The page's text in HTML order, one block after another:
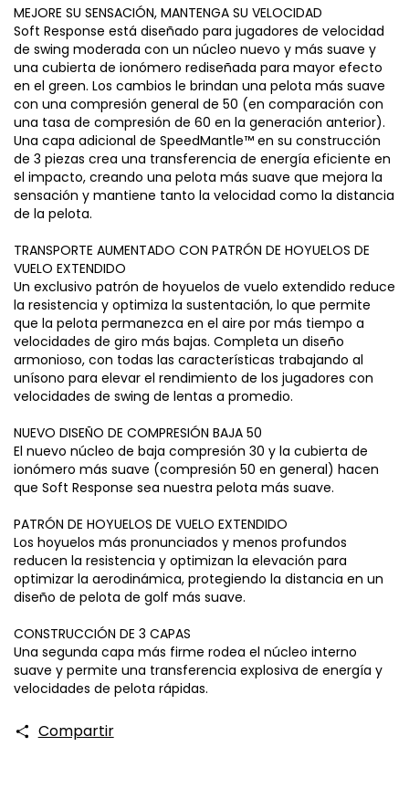
MEJORE SU SENSACIÓN, MANTENGA SU VELOCIDAD
Soft Response está diseñado para jugadores de velocidad
de swing moderada con un núcleo nuevo y más suave y
una cubierta de ionómero rediseñada para mayor efecto
en el green. Los cambios le brindan una pelota más suave
con una compresión general de 50 (en comparación con
una tasa de compresión de 60 en la generación anterior).
Una capa adicional de SpeedMantle™ en su construcción
de 3 piezas crea una transferencia de energía eficiente en
el impacto, creando una pelota más suave que mejora la
sensación y mantiene tanto la velocidad como la distancia
de la pelota.
TRANSPORTE AUMENTADO CON PATRÓN DE HOYUELOS DE
VUELO EXTENDIDO
Un exclusivo patrón de hoyuelos de vuelo extendido reduce
la resistencia y optimiza la sustentación, lo que permite
que la pelota permanezca en el aire por más tiempo a
velocidades de giro más bajas. Completa un diseño
armonioso, con todas las características trabajando al
unísono para elevar el rendimiento de los jugadores con
velocidades de swing de lentas a promedio.
NUEVO DISEÑO DE COMPRESIÓN BAJA 50
El nuevo núcleo de baja compresión 30 y la cubierta de
ionómero más suave (compresión 50 en general) hacen
que Soft Response sea nuestra pelota más suave.
PATRÓN DE HOYUELOS DE VUELO EXTENDIDO
Los hoyuelos más pronunciados y menos profundos
reducen la resistencia y optimizan la elevación para
optimizar la aerodinámica, protegiendo la distancia en un
diseño de pelota de golf más suave.
CONSTRUCCIÓN DE 3 CAPAS
Una segunda capa más firme rodea el núcleo interno
suave y permite una transferencia explosiva de energía y
velocidades de pelota rápidas.
Compartir